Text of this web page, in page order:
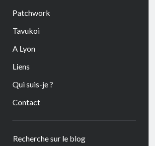
Patchwork
Tavukoi
A Lyon
Liens
Qui suis-je ?
Contact
Recherche sur le blog